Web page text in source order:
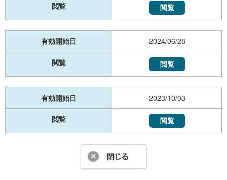
閲覧 閲覧
有効開始日 2024/06/28
閲覧 閲覧
有効開始日 2023/10/03
閲覧 閲覧